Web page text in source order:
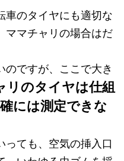
車のタイヤにも適切な
ママチャリの場合はだ
のですが、ここで大き
リのタイヤは仕組
には測定できな
っても、空気の挿入口